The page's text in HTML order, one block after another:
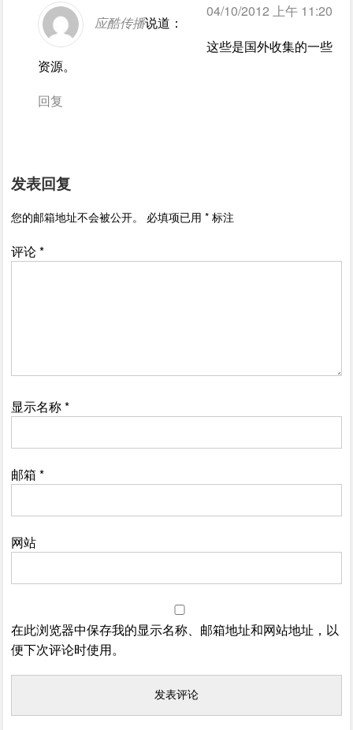
应酷传播说道：
04/10/2012 上午 11:20
这些是国外收集的一些
资源。
回复
发表回复
您的邮箱地址不会被公开。 必填项已用* 标注
评论*
显示名称*
邮箱*
网站
在此浏览器中保存我的显示名称、邮箱地址和网站地址，以
便下次评论时使用。